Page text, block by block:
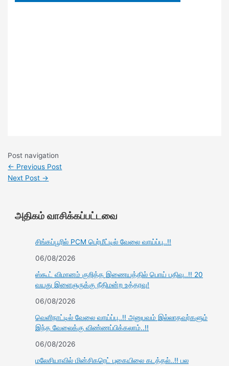
Post navigation
← Previous Post
Next Post →
அதிகம் வாசிக்கப்பட்டவை
சிங்கப்பூரில் PCM பெர்மீட்டில் வேலை வாய்ப்பு..!!
06/08/2026
ஸ்கூட் விமானம் குறித்த இணையத்தில் பொய் பதிவு..!! 20
வயது இளைஞருக்கு நீதிமன்ற உத்தரவு!
06/08/2026
வெளிநாட்டில் வேலை வாய்ப்பு..!! அனுபவம் இல்லாதவர்களும்
இந்த வேலைக்கு விண்ணப்பிக்கலாம்..!!
06/08/2026
மலேசியாவில் மின்சிகரெட் புகையிலை கடத்தல்..!! பல